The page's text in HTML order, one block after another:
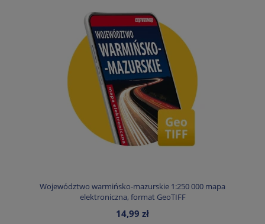
Województwo warmińsko-mazurskie 1:250 000 mapa
elektroniczna, format GeoTIFF
14,99 zł